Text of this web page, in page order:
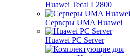
Huawei Tecal L2800
Серверы UMA Huawei
Huawei PC Server